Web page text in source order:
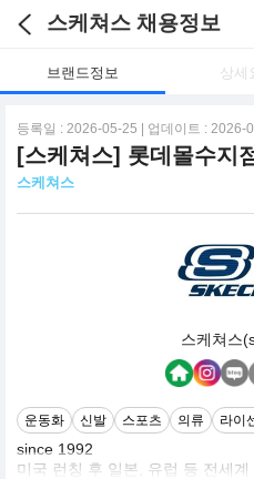
스케쳐스 채용정보
브랜드정보 상세
등록일 : 2026-05-25 | 업데이트 : 2026-
[스케쳐스] 롯데몰수지
스케쳐스
스케쳐스
운동화 신발 스포츠 의류 라이
since 1992
미국 런칭 후 일본, 유럽 등 전세